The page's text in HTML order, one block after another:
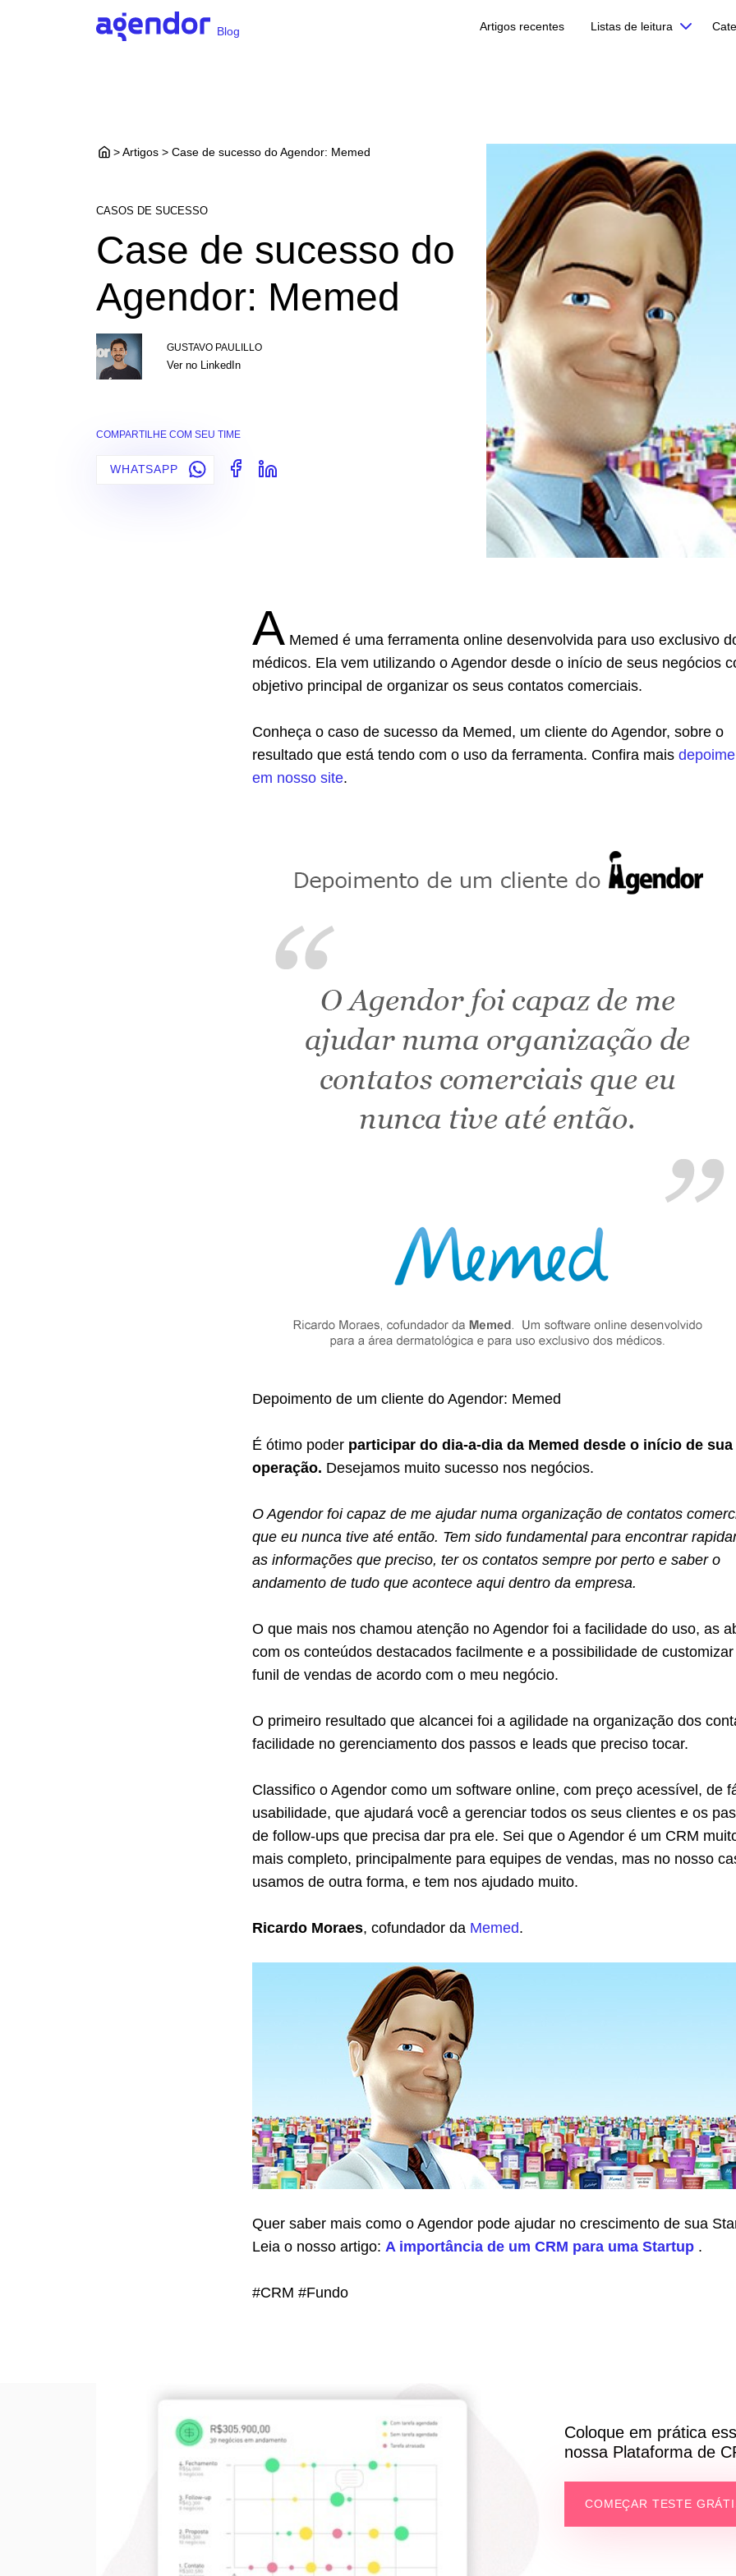
Blog Artigos recentes Listas de leitura
> Artigos > Case de sucesso do Agendor: Memed
CASOS DE SUCESSO
Case de sucesso do
Agendor: Memed
GUSTAVO PAULILLO
Ver no LinkedIn
COMPARTILHE COM SEU TIME
WHATSAPP
A Memed é uma ferramenta online desenvolvida para uso exclusivo
médicos. Ela vem utilizando o Agendor desde o início de seus negócios
objetivo principal de organizar os seus contatos comerciais.
Conheça o caso de sucesso da Memed, um cliente do Agendor, sobre o
resultado que está tendo com o uso da ferramenta. Confira mais
em nosso site.
Depoimento de um cliente do Agendor: Memed
É ótimo poder participar do dia-a-dia da Memed desde o início de sua
operação. Desejamos muito sucesso nos negócios.
O Agendor foi capaz de me ajudar numa organização de contatos
que eu nunca tive até então. Tem sido fundamental para encontrar
as informações que preciso, ter os contatos sempre por perto e saber o
andamento de tudo que acontece aqui dentro da empresa.
O que mais nos chamou atenção no Agendor foi a facilidade do uso, as
com os conteúdos destacados facilmente e a possibilidade de
funil de vendas de acordo com o meu negócio.
O primeiro resultado que alcancei foi a agilidade na organização dos
facilidade no gerenciamento dos passos e leads que preciso tocar.
Classifico o Agendor como um software online, com preço acessível, de
usabilidade, que ajudará você a gerenciar todos os seus clientes e os
de follow-ups que precisa dar pra ele. Sei que o Agendor é um CRM
mais completo, principalmente para equipes de vendas, mas no nosso
usamos de outra forma, e tem nos ajudado muito.
Ricardo Moraes, cofundador da Memed.
Quer saber mais como o Agendor pode ajudar no crescimento de sua
Leia o nosso artigo: A importância de um CRM para uma Startup .
#CRM #Fundo
Coloque em prática
nossa Plataforma de
COMEÇAR TESTE